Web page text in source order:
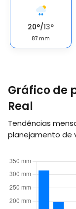
20°/13°
87 mm
Gráfico de
Real
Tendências
planejamento de